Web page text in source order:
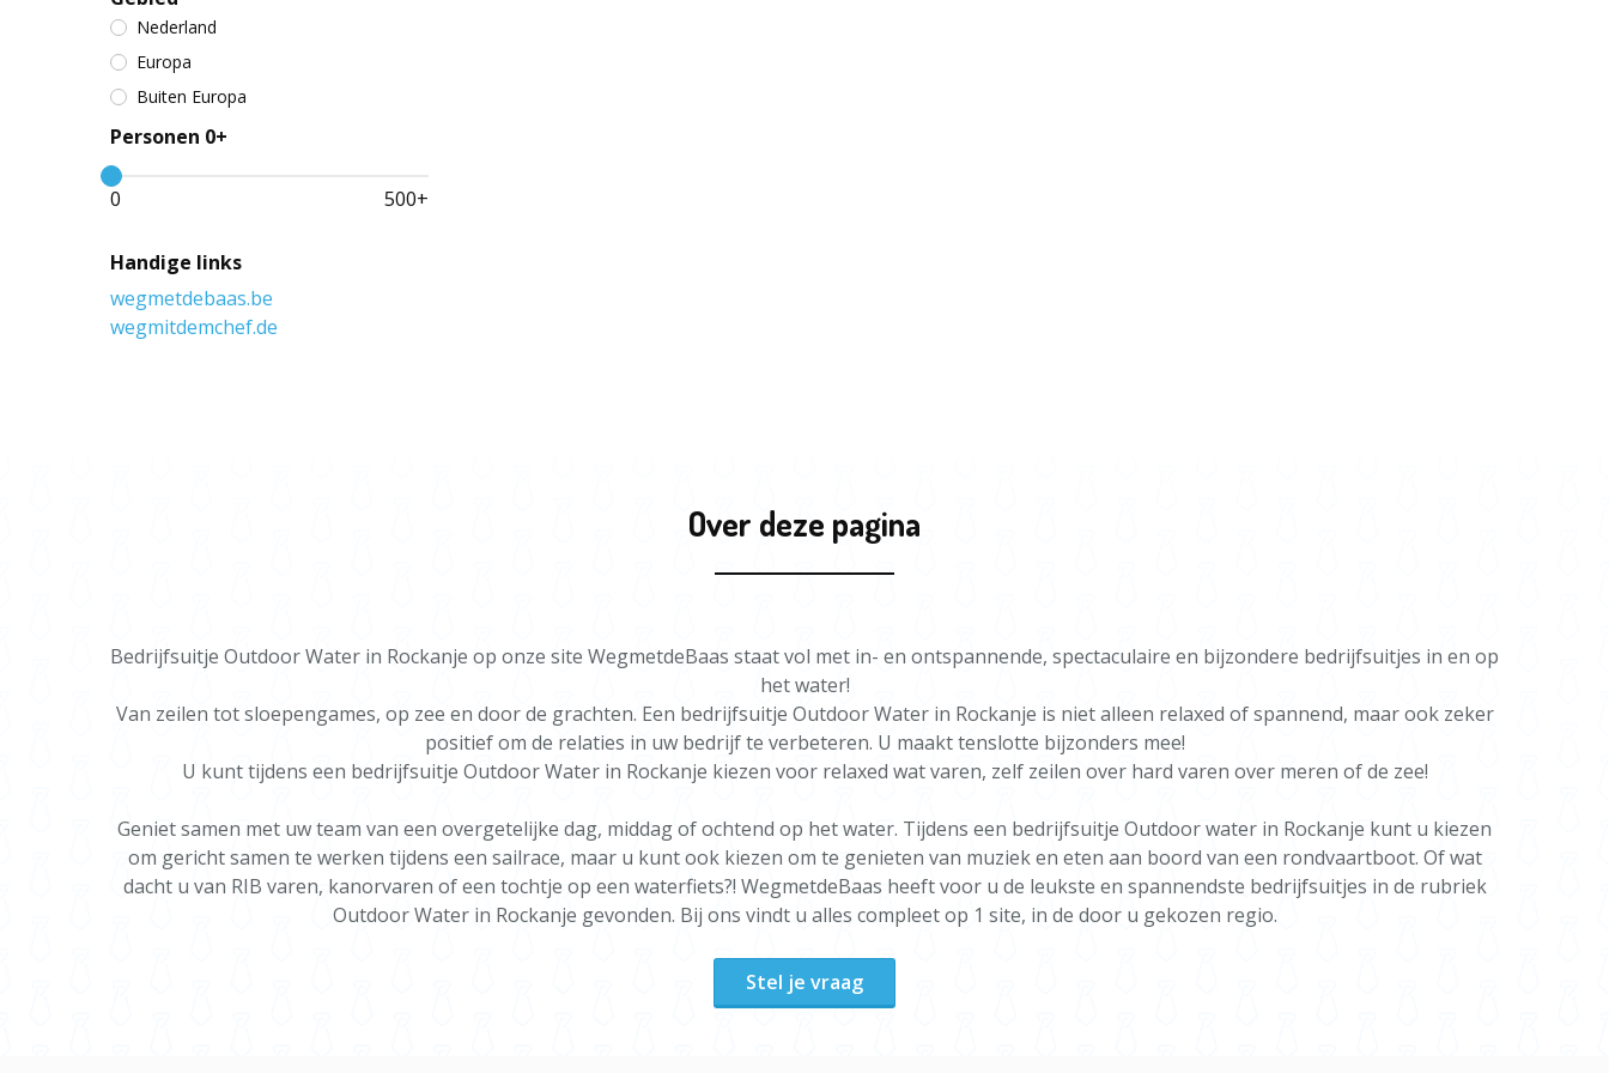
Nederland
Europa
Buiten Europa
Personen 0+
0 500+
Handige links
wegmetdebaas.be
wegmitdemchef.de
Vul voor meer informatie of een vrijblijvende offerte het
Over deze pagina
Bedrijfsuitje Outdoor Water in Rockanje op onze site WegmetdeBaas staat vol met in- en ontspannende, spectaculaire en bijzondere bedrijfsuitjes in en op
het water!
Van zeilen tot sloepengames, op zee en door de grachten. Een bedrijfsuitje Outdoor Water in Rockanje is niet alleen relaxed of spannend, maar ook zeker
positief om de relaties in uw bedrijf te verbeteren. U maakt tenslotte bijzonders mee!
U kunt tijdens een bedrijfsuitje Outdoor Water in Rockanje kiezen voor relaxed wat varen, zelf zeilen over hard varen over meren of de zee!
Geniet samen met uw team van een overgetelijke dag, middag of ochtend op het water. Tijdens een bedrijfsuitje Outdoor water in Rockanje kunt u kiezen
om gericht samen te werken tijdens een sailrace, maar u kunt ook kiezen om te genieten van muziek en eten aan boord van een rondvaartboot. Of wat
dacht u van RIB varen, kanorvaren of een tochtje op een waterfiets?! WegmetdeBaas heeft voor u de leukste en spannendste bedrijfsuitjes in de rubriek
Outdoor Water in Rockanje gevonden. Bij ons vindt u alles compleet op 1 site, in de door u gekozen regio.
Stel je vraag